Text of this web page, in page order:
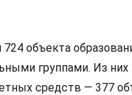
объекта
группами. Из
средств — 377